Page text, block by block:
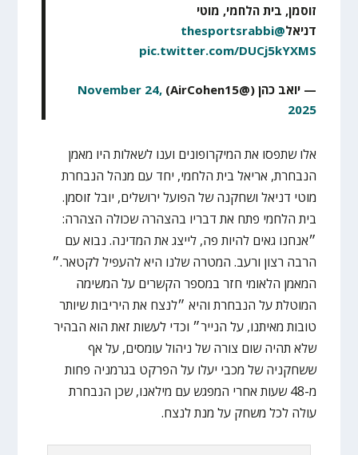
זוסמן, בית הלחמי, מוטי
דניאל@thesportsrabbi
pic.twitter.com/DUCj5kYXMS
— יואב כהן (@AirCohen15)
November 24,
2025
אלו שתפסו את המיקרופונים וענו לשאלות היו מאמן
הנבחרת, אריאל בית הלחמי, יחד עם מנהל הנבחרת
מוטי דניאל ושחקנה של הפועל ירושלים, יובל זוסמן.
בית הלחמי פתח את דבריו בהצהרה שכולה הצהרה:
״אנחנו גאים להיות פה, לייצג את המדינה. נבוא עם
הרבה רצון ורעב. המטרה שלנו היא להעפיל לקטאר.״
המאמן הלאומי חזר במספר הקשרים על המשימה
המוטלת על הנבחרת והיא ״לנצח את היריבות שיותר
טובות מאיתנו, על הנייר״ וכדי לעשות זאת הוא הבהיר
שלא תהיה שום צורה של ניהול עומסים, על אף
ששחקניה של מכבי יעלו על הפרקט בגרמניה פחות
מ-48 שעות אחרי המפגש עם מילאנו, שכן הנבחרת
עולה לכל משחק על מנת לנצח.